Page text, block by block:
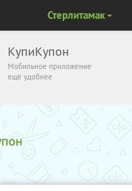
КупиКупон
Мобильное приложение
ещё удобнее
Стерлитамак